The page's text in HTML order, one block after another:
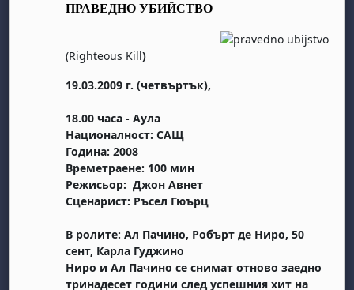
ПРАВЕДНО УБИЙСТВО
(Righteous Kill)
19.03.2009 г. (четвъртък),
18.00 часа - Аула
Националност: САЩ
Година: 2008
Времетраене: 100 мин
Режисьор: Джон Авнет
Сценарист: Ръсел Гюърц
В ролите: Ал Пачино, Робърт де Ниро, 50
сент, Карла Гуджино
Ниро и Ал Пачино се снимат отново заедно
тринадесет години след успешния хит на